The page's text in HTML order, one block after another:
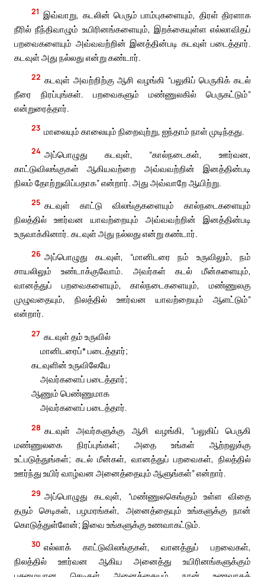
21 இவ்வாறு, கடலின் பெரும் பாம்புகளையும், திரள் திரளாக
நீரில் நீந்திவாழும் உயிரினங்களையும், இறக்கையுள்ள எல்லாவிதப்
பறவைகளையும் அவ்வவற்றின் இனத்தின்படி கடவுள் படைத்தார்.
கடவுள் அது நல்லது என்று கண்டார்.
22 கடவுள் அவற்றிற்கு ஆசி வழங்கி “பலுகிப் பெருகிக் கடல்
நீரை நிரப்புங்கள். பறவைகளும் மண்ணுலகில் பெருகட்டும்”
என்றுரைத்தார்.
23 மாலையும் காலையும் நிறைவுற்று, ஐந்தாம் நாள் முடிந்தது.
24 அப்பொழுது கடவுள், “கால்நடைகள், ஊர்வன,
காட்டுவிலங்குகள் ஆகியவற்றை அவ்வவற்றின் இனத்தின்படி
நிலம் தோற்றுவிப்பதாக” என்றார். அது அவ்வாறே ஆயிற்று.
25 கடவுள் காட்டு விலங்குகளையும் கால்நடைகளையும்
நிலத்தில் ஊர்வன யாவற்றையும் அவ்வவற்றின் இனத்தின்படி
உருவாக்கினார். கடவுள் அது நல்லது என்று கண்டார்.
26 அப்பொழுது கடவுள், “மானிடரை நம் உருவிலும், நம்
சாயலிலும் உண்டாக்குவோம். அவர்கள் கடல் மீன்களையும்,
வானத்துப் பறவைகளையும், கால்நடைகளையும், மண்ணுலகு
முழுவதையும், நிலத்தில் ஊர்வன யாவற்றையும் ஆளட்டும்”
என்றார்.
27 கடவுள் தம் உருவில்
மானிடரைப்* படைத்தார்;
கடவுளின் உருவிலேயே
அவர்களைப் படைத்தார்;
ஆணும் பெண்ணுமாக
அவர்களைப் படைத்தார்.
28 கடவுள் அவர்களுக்கு ஆசி வழங்கி, “பலுகிப் பெருகி
மண்ணுலகை நிரப்புங்கள்; அதை உங்கள் ஆற்றலுக்கு
உட்படுத்துங்கள்; கடல் மீன்கள், வானத்துப் பறவைகள், நிலத்தில்
ஊர்ந்து உயிர் வாழ்வன அனைத்தையும் ஆளுங்கள்” என்றார்.
29 அப்பொழுது கடவுள், “மண்ணுலகெங்கும் உள்ள விதை
தரும் செடிகள், பழமரங்கள், அனைத்தையும் உங்களுக்கு நான்
கொடுத்துள்ளேன்; இவை உங்களுக்கு உணவாகட்டும்.
30 எல்லாக் காட்டுவிலங்குகள், வானத்துப் பறவைகள்,
நிலத்தில் ஊர்வன ஆகிய அனைத்து உயிரினங்களுக்கும்